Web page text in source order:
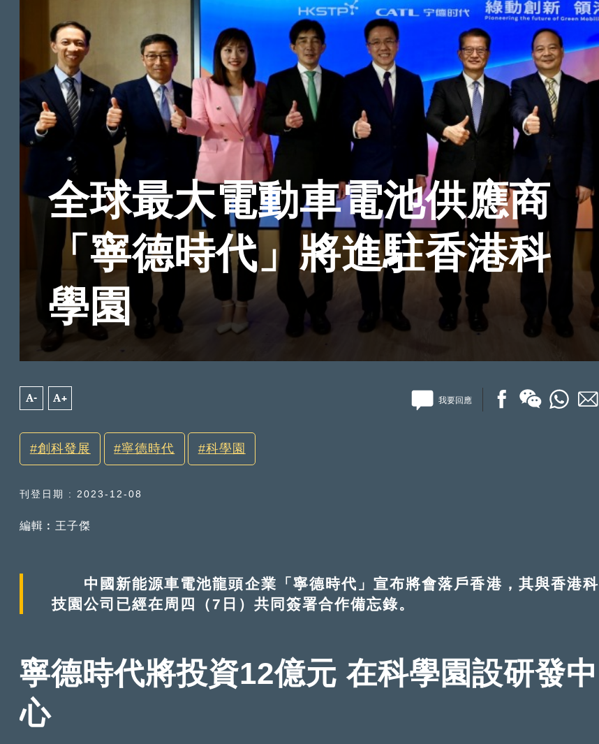
全球最大電動車電池供應商
「寧德時代」將進駐香港科
學園
A- A+ 我要回應
創科發展 寧德時代 科學園
刊登日期 : 2023-12-08
編輯︰王子傑
中國新能源車電池龍頭企業「寧德時代」宣布將會落戶香港，其與香港科
技園公司已經在周四（7日）共同簽署合作備忘錄。
寧德時代將投資12億元 在科學園設研發中
心